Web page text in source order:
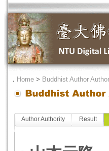
． Home > Buddhist Author
Author Authority Result